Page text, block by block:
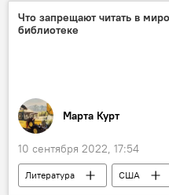
Что запрещают читать в
библиотеке
Марта Курт
10 сентября 2022, 17:54
Литература США